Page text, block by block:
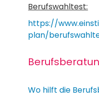
Berufswahltest:
https://
plan/
Wo hilft die